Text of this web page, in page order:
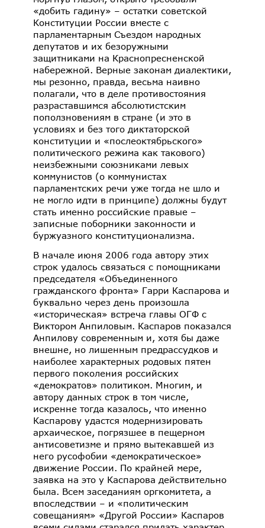
«добить гадину» – остатки советской
Конституции России вместе с
парламентарным Съездом народных
депутатов и их безоружными
защитниками на Краснопресненской
набережной. Верные законам диалектики,
мы резонно, правда, весьма наивно
полагали, что в деле противостояния
разраставшимся абсолютистским
поползновениям в стране (и это в
условиях и без того диктаторской
конституции и «послеоктябрьского»
политического режима как такового)
неизбежными союзниками левых
коммунистов (о коммунистах
парламентских речи уже тогда не шло и
не могло идти в принципе) должны будут
стать именно российские правые –
записные поборники законности и
буржуазного конституционализма.
В начале июня 2006 года автору этих
строк удалось связаться с помощниками
председателя «Объединенного
гражданского фронта» Гарри Каспарова и
буквально через день произошла
«историческая» встреча главы ОГФ с
Виктором Анпиловым. Каспаров показался
Анпилову современным и, хотя бы даже
внешне, но лишенным предрассудков и
наиболее характерных родовых пятен
первого поколения российских
«демократов» политиком. Многим, и
автору данных строк в том числе,
искренне тогда казалось, что именно
Каспарову удастся модернизировать
архаическое, погрязшее в пещерном
антисоветизме и прямо вытекавшей из
него русофобии «демократическое»
движение России. По крайней мере,
заявка на это у Каспарова действительно
была. Всем заседаниям оргкомитета, а
впоследствии – и «политическим
совещаниям» «Другой России» Каспаров